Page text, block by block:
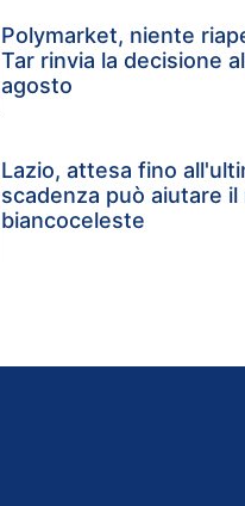
Polymarket, niente
Tar rinvia la decisione
agosto
Lazio, attesa fino
scadenza può aiutare il
biancoceleste